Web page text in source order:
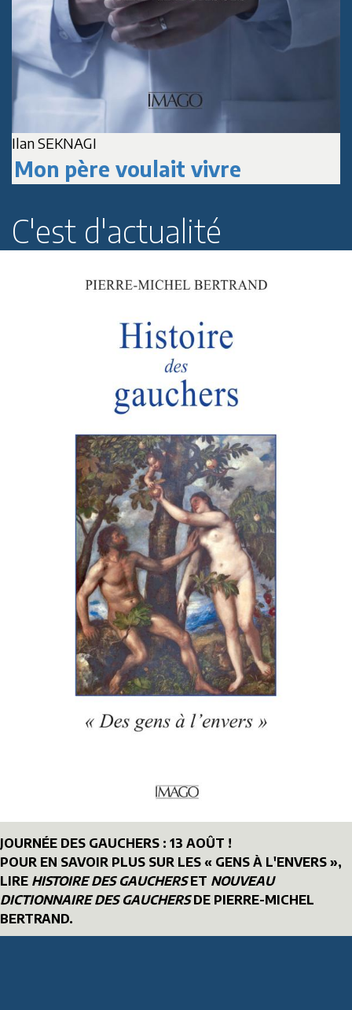
Jean-Marc DELPECH
Paul Roussenq
C'est d'actualité
JOURNÉE DES GAUCHERS : 13 AOÛT !
POUR EN SAVOIR PLUS SUR LES « GENS À L'ENVERS »,
LIRE HISTOIRE DES GAUCHERSET NOUVEAU
DICTIONNAIRE DES GAUCHERSDE PIERRE-MICHEL
BERTRAND.